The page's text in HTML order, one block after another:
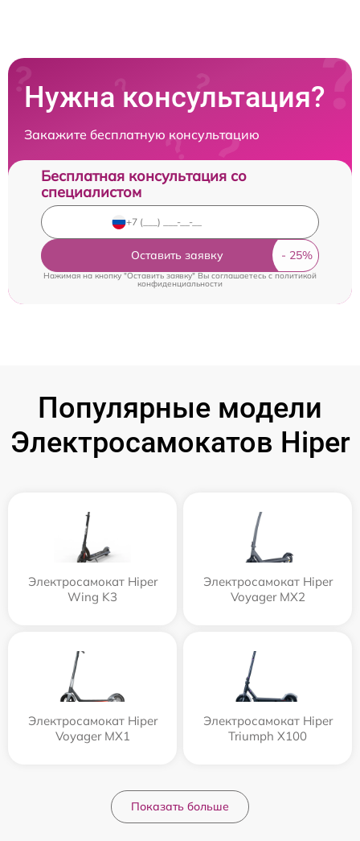
Нужна консультация?
Закажите бесплатную консультацию
Бесплатная консультация со
специалистом
Оставить заявку
Нажимая на кнопку "Оставить заявку" Вы соглашаетесь cполитикой
конфиденциальности
Популярные модели
Электросамокатов Hiper
Электросамокат Hiper
Wing K3
Электросамокат Hiper
Voyager MX2
Электросамокат Hiper
Voyager MX1
Электросамокат Hiper
Triumph X100
Показать больше